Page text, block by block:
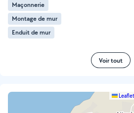
Maçonnerie
Montage de mur
Enduit de mur
Voir tout
Leaflet